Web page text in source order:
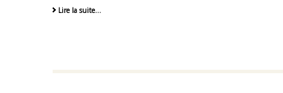
Lire la suite…